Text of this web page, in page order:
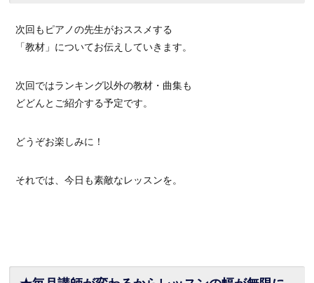
次回もピアノの先生がおススメする
「教材」についてお伝えしていきます。
次回ではランキング以外の教材・曲集も
どどんとご紹介する予定です。
どうぞお楽しみに！
それでは、今日も素敵なレッスンを。